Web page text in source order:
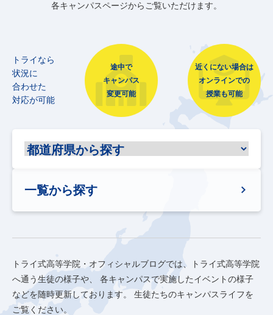
各キャンパスページからご覧いただけます。
トライなら
状況に
合わせた
対応が可能
途中で
キャンパス
変更可能
近くにない場合は
オンラインでの
授業も可能
一覧から探す
トライ式高等学院・オフィシャルブログでは、トライ式高等学院
へ通う生徒の様子や、
各キャンパスで実施したイベントの様子
などを随時更新しております。
生徒たちのキャンパスライフを
ご覧ください。